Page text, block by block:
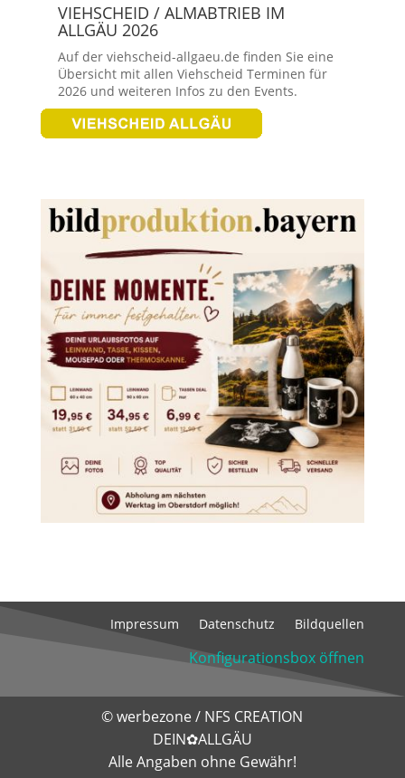
VIEHSCHEID / ALMABTRIEB IM
ALLGÄU 2026
Auf der viehscheid-allgaeu.de finden Sie eine
Übersicht mit allen Viehscheid Terminen für
2026 und weiteren Infos zu den Events.
Impressum Datenschutz Bildquellen
Konfigurationsbox öffnen
©werbezone/ NFS CREATION
DEIN✿ALLGÄU
Alle Angaben ohne Gewähr!